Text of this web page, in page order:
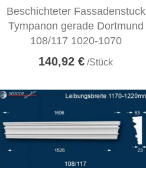
Beschichteter Fassadenstuck
Tympanon gerade Dortmund
108/117 1020-1070
140,92 € /Stück